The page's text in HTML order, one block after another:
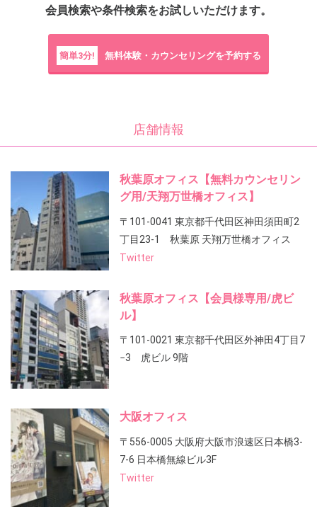
会員検索や条件検索をお試しいただけます。
簡単3分! 無料体験・カウンセリングを予約する
店舗情報
秋葉原オフィス【無料カウンセリン
グ用/天翔万世橋オフィス】
〒101-0041 東京都千代田区神田須田町2
丁目23-1 秋葉原 天翔万世橋オフィス
Twitter
秋葉原オフィス【会員様専用/虎ビ
ル】
〒101-0021 東京都千代田区外神田4丁目7
−3 虎ビル 9階
大阪オフィス
〒556-0005 大阪府大阪市浪速区日本橋3-
7-6 日本橋無線ビル3F
Twitter